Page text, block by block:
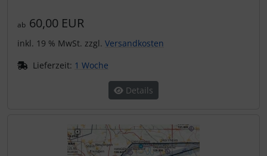
ab 60,00 EUR
inkl. 19 % MwSt. zzgl. Versandkosten
Lieferzeit: 1 Woche
Details